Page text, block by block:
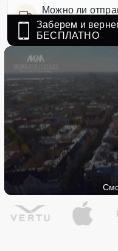
Можно ли
города?
Заберем и
БЕСПЛАТНО